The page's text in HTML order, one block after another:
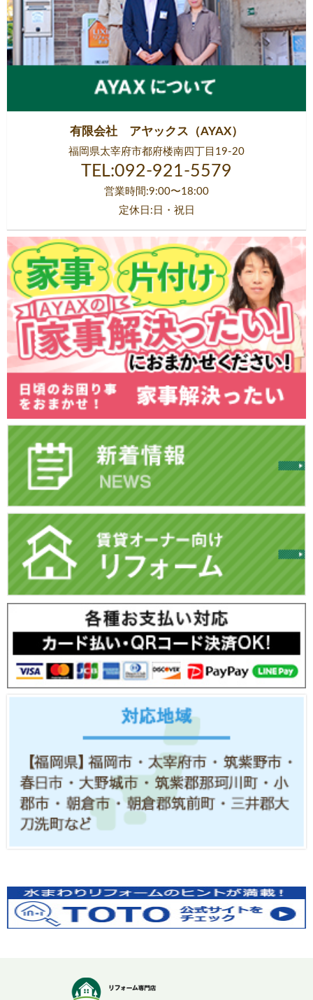
有限会社 アヤックス（AYAX）
福岡県太宰府市都府楼南四丁目19-20
TEL:092-921-5579
営業時間:9:00〜18:00
定休日:日・祝日